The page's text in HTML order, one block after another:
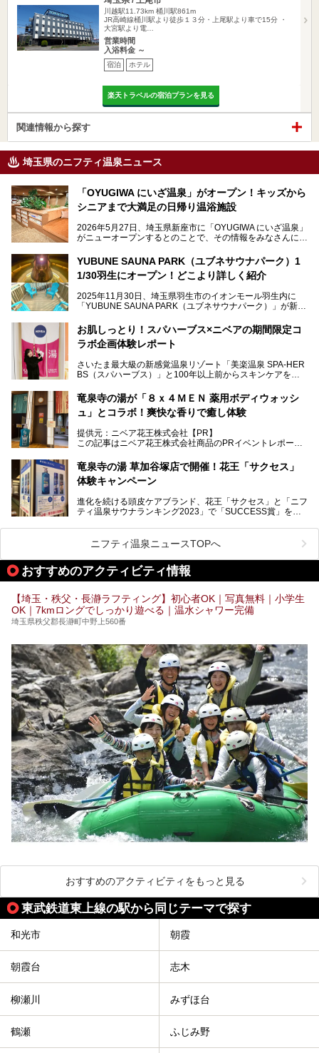
川越駅11.73km 桶川駅861m
JR高崎線桶川駅より徒歩１３分・上尾駅より車で15分 ・
大宮駅より電…
営業時間
入浴料金 ～
宿泊 ホテル
楽天トラベルの宿泊プランを見る
関連情報から探す
埼玉県のニフティ温泉ニュース
「OYUGIWA にいざ温泉」がオープン！キッズから
シニアまで大満足の日帰り温浴施設
2026年5月27日、埼玉県新座市に「OYUGIWA にいざ温泉」
がニューオープンするとのことで、その情報をみなさんにい
メインとなる黒湯の天然温泉や本格的なサウナをはじめ、4
種類のリラックスルームやお食事処、他施設とは一線を画す
てきました！
YUBUNE SAUNA PARK（ユブネサウナパーク）1
1/30羽生にオープン！どこより詳しく紹介
2025年11月30日、埼玉県羽生市のイオンモール羽生内に
「YUBUNE SAUNA PARK（ユブネサウナパーク）」が新規
今年の4月1日から楽久屋グループの一員となった「湯舞音
（ユブネ）」が新ブランド「YUBUNE SAUNA PARK」を立
湯舞音らしいサウナにこだわった遊び心満点の"銭湯×屋外サ
ウナ"施設で、男女別のお風呂のほか、水着やサウナ着で楽
ど、ユニークなポイントがいっぱい！
オープン前取材に行ってきましたので、早速どこより詳しく
紹介しちゃいます！
お肌しっとり！スパハーブス×ニベアの期間限定コ
ラボ企画体験レポート
さいたま最大級の新感覚温泉リゾート「美楽温泉 SPA-HER
BS（スパハーブス）」と100年以上前からスキンケアを考
読者モデルやインスタグラマーとして活躍している、美容＆
スパ大好きの畑瀬愛さんと取材してきました。
提供元：ニベア花王株式会社【PR】
この記事はニベア花王株式会社商品のPRイベントレポート
竜泉寺の湯が「８ｘ４ＭＥＮ 薬用ボディウォッシ
ュ」とコラボ！爽快な香りで癒し体験
提供元：ニベア花王株式会社【PR】
この記事はニベア花王株式会社商品のPRイベントレポート
ーーー
注目のボディウォッシュアイテム「８ｘ４ＭＥＮ 薬用ボデ
全国総合2位にランクインした人気温浴施設「竜泉寺の湯 草
加谷塚店」がコラボイベントを期間限定で開催中ということ
気になるその内容をチェックしてきました！
竜泉寺の湯 草加谷塚店で開催！花王「サクセス」
体験キャンペーン
進化を続ける頭皮ケアブランド、花王「サクセス」と「ニフ
ティ温泉サウナランキング2023」で「SUCCESS賞」を獲
ベントを開催。
早速訪問し、気になるその内容を取材してきました！
───
提供元：花王株式会社【PR】
す。
ニフティ温泉ニュースTOPへ
おすすめのアクティビティ情報
【埼玉・秩父・長瀞ラフティング】初心者OK｜写真無料｜小学生
OK｜7kmロングでしっかり遊べる｜温水シャワー完備
埼玉県秩父郡長瀞町中野上560番
おすすめのアクティビティをもっと見る
東武鉄道東上線の駅から同じテーマで探す
和光市 朝霞
朝霞台 志木
柳瀬川 みずほ台
鶴瀬 ふじみ野